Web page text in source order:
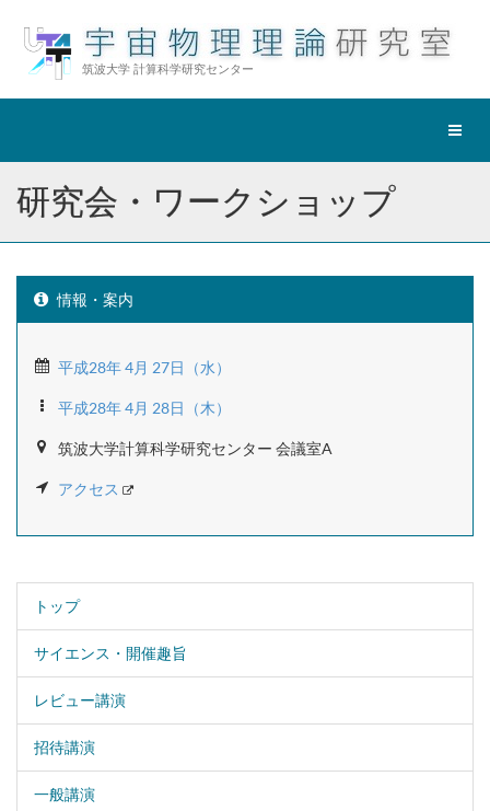
筑波大学 計算科学研究センター
ナ
ョ
ン
替
研究会・ワークショップ
情報・案内
平成28年 4月 27日（水）
平成28年 4月 28日（木）
筑波大学計算科学研究センター 会議室A
アクセス
トップ
サイエンス・開催趣旨
レビュー講演
招待講演
一般講演